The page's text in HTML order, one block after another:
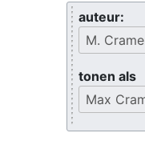
auteur:
tonen als